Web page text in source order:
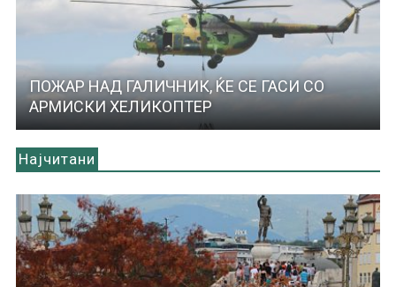
ПОЖАР НАД ГАЛИЧНИК, ЌЕ СЕ ГАСИ СО
АРМИСКИ ХЕЛИКОПТЕР
Најчитани